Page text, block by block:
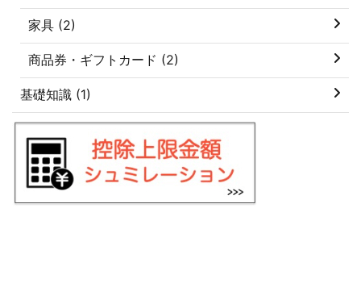
家具 (2)
商品券・ギフトカード (2)
基礎知識 (1)